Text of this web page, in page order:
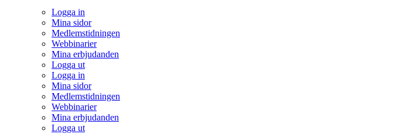
Logga in
Mina sidor
Medlemstidningen
Webbinarier
Mina erbjudanden
Logga ut
Logga in
Mina sidor
Medlemstidningen
Webbinarier
Mina erbjudanden
Logga ut